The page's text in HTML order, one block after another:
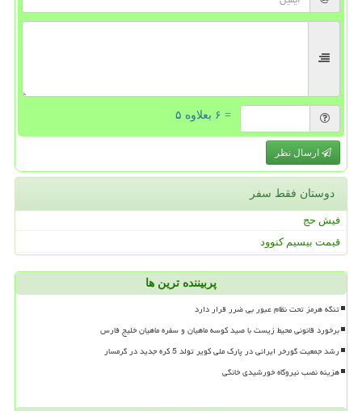
= ۶ بعلاوه ۵
ارسال نظر
دوستان فقط سفر
فیش حج
قیمت بیسیم کنوود
پربیننده ترین ها
تنگه هرمز تحت نظام عبور بی ضرر قرار دارد
برخورد قانونی محیط زیست با صید کوسه ماهیان و سفره ماهیان خلیج فارس
رشد جمعیت گورخر ایرانی در پارک ملی کویر تولد 5 کره جدید در گرمسار
هزینه نصب نیروگاه خورشیدی خانگی